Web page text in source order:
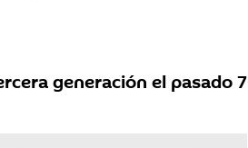
generación el pasado 7